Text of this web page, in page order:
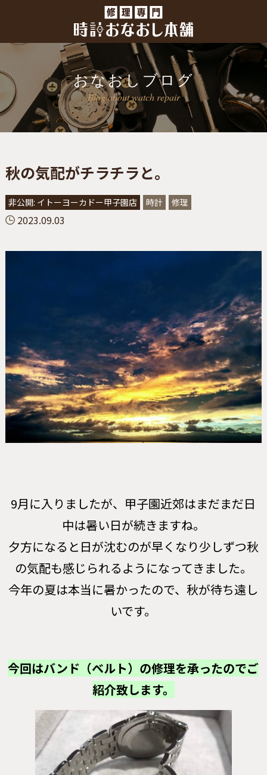
おなおしブログ
Blog about watch repair
秋の気配がチラチラと。
非公開: イトーヨーカドー甲子園店 時計 修理
2023.09.03
9月に入りましたが、甲子園近郊はまだまだ日
中は暑い日が続きますね。
夕方になると日が沈むのが早くなり少しずつ秋
の気配も感じられるようになってきました。
今年の夏は本当に暑かったので、秋が待ち遠し
いです。
今回はバンド（ベルト）の修理を承ったのでご
紹介致します。